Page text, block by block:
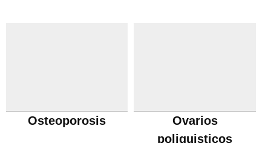
Osteoporosis
Ovarios
poliquisticos